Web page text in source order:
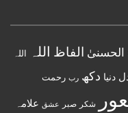
الحسنیٰ الفاظ اللہ اللہ
دنیا دکھ رب رحمت
شکر صبر عشق علامہ